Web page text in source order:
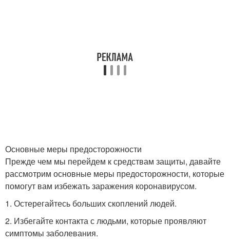
Основные меры предосторожности
Прежде чем мы перейдем к средствам защиты, давайте
рассмотрим основные меры предосторожности, которые
помогут вам избежать заражения коронавирусом.
1. Остерегайтесь больших скоплений людей.
2. Избегайте контакта с людьми, которые проявляют
симптомы заболевания.